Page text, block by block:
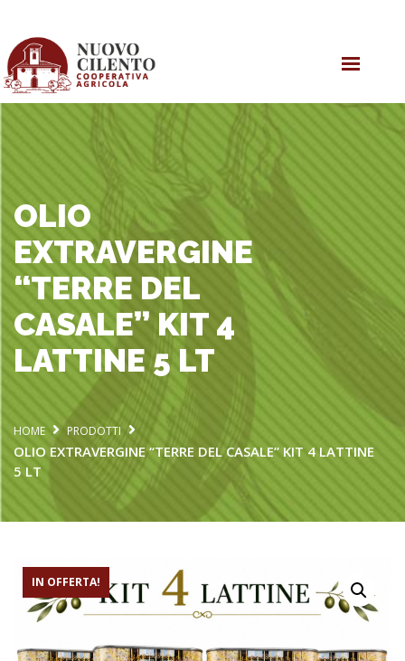
OLIO EVO
PRODOTTI
COOPERATIVA
OLIO
EXTRAVERGINE
“TERRE DEL
CASALE” KIT 4
LATTINE 5 LT
HOME PRODOTTI
OLIO EXTRAVERGINE “TERRE DEL CASALE” KIT 4 LATTINE
5 LT
IN OFFERTA!